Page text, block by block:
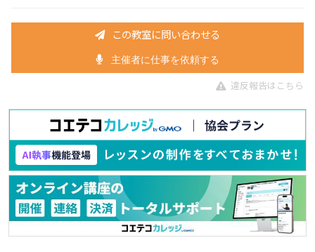
この教室に問い合わせる
主催者に仕事を依頼する
違反報告はこちら